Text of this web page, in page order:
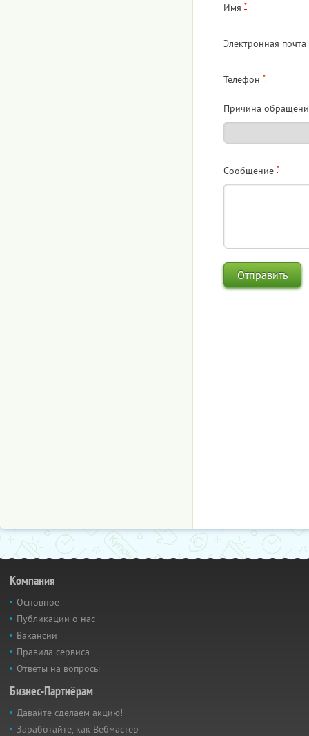
*
Имя
Электронная почта
*
Телефон
Причина
*
Сообщение
Компания
Основное
Публикации о нас
Вакансии
Правила сервиса
Ответы на вопросы
Бизнес-Партнёрам
Давайте сделаем акцию!
Заработайте, как Вебмастер